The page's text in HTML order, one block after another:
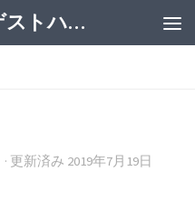
ストーブキッチン ・ゲストハウス
· 更新済み 2019年7月19日